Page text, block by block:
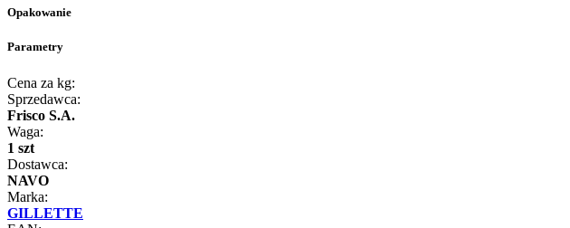
Opakowanie
Parametry
Cena za kg:
Sprzedawca:
Frisco S.A.
Waga:
1 szt
Dostawca:
NAVO
Marka:
GILLETTE